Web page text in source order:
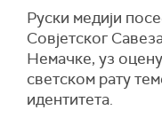
Руски медији
Совјетског
Немачке, уз
светском рату
идентитета.